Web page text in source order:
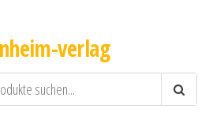
verlag